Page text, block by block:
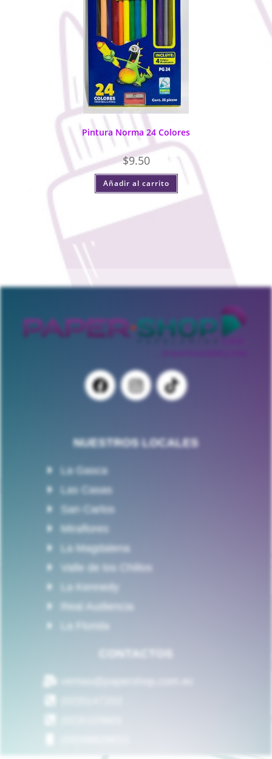
Pintura Norma 24 Colores
$9.50
Añadir al carrito
NUESTROS LOCALES
La Gasca
Las Casas
San Carlos
Miraflores
La Magdalena
Valle de los Chillos
La Kennedy
Real Audiencia
La Florida
CONTACTOS